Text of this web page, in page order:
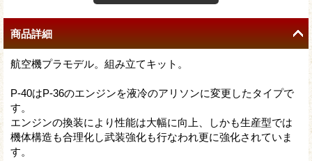
商品詳細
航空機プラモデル。組み立てキット。
P-40はP-36のエンジンを液冷のアリソンに変更したタイプで
す。
エンジンの換装により性能は大幅に向上、しかも生産型では
機体構造も合理化し武装強化も行なわれ更に強化されていま
す。